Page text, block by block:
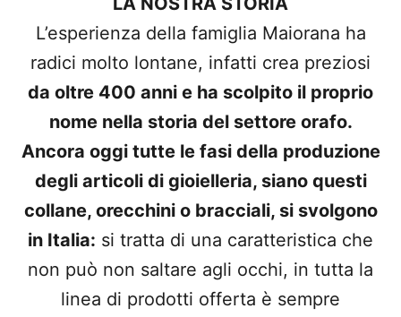
L’esperienza della famiglia Maiorana ha
radici molto lontane, infatti crea preziosi
da oltre 400 anni e ha scolpito il proprio
nome nella storia del settore orafo.
Ancora oggi tutte le fasi della produzione
degli articoli di gioielleria, siano questi
collane, orecchini o bracciali, si svolgono
in Italia: si tratta di una caratteristica che
non può non saltare agli occhi, in tutta la
linea di prodotti offerta è sempre